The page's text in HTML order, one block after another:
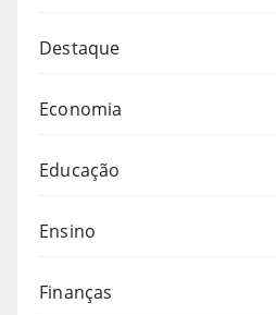
Destaque
Economia
Educação
Ensino
Finanças